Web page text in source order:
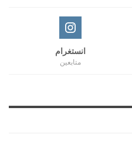
انستغرام
متابعين